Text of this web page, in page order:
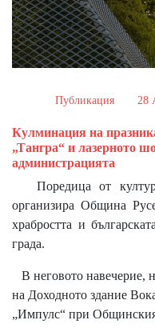
Публикация 28
Кулминация на
„Тангра“ и лазерното
администрацията
Поредица от
организира Община
храбростта и
града.
В неговото навечерие,
на Доходното здание
„Импулс“ при